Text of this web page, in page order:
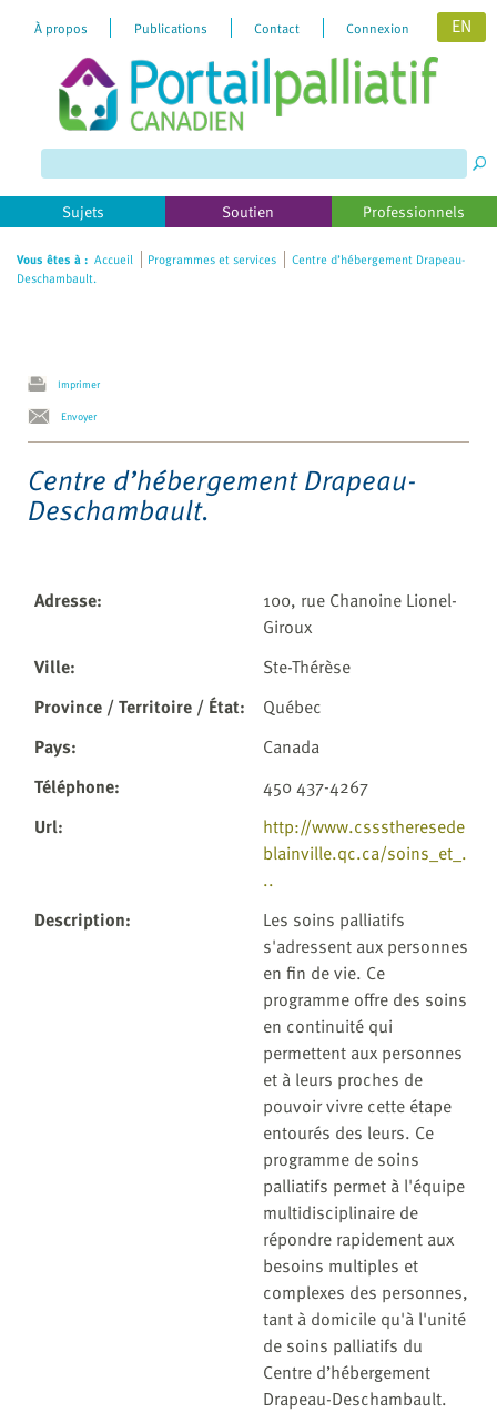
website
includes
an
accessibility
system.
À propos Publications Contact Connexion EN
Sujets Soutien Professionnels
Vous êtes à : Accueil Programmes et services
Centre d’hébergement Drapeau-
Deschambault.
Imprimer
Envoyer
Centre d’hébergement Drapeau-
Deschambault.
Adresse:
100, rue Chanoine Lionel-
Giroux
Ville:
Ste-Thérèse
Province / Territoire / État:
Québec
Pays:
Canada
Téléphone:
450 437-4267
Url:
http://www.cssstheresede
blainville.qc.ca/soins_et_.
..
Description:
Les soins palliatifs
s'adressent aux personnes
en fin de vie. Ce
programme offre des soins
en continuité qui
permettent aux personnes
et à leurs proches de
pouvoir vivre cette étape
entourés des leurs. Ce
programme de soins
palliatifs permet à l'équipe
multidisciplinaire de
répondre rapidement aux
besoins multiples et
complexes des personnes,
tant à domicile qu'à l'unité
de soins palliatifs du
Centre d’hébergement
Drapeau-Deschambault.